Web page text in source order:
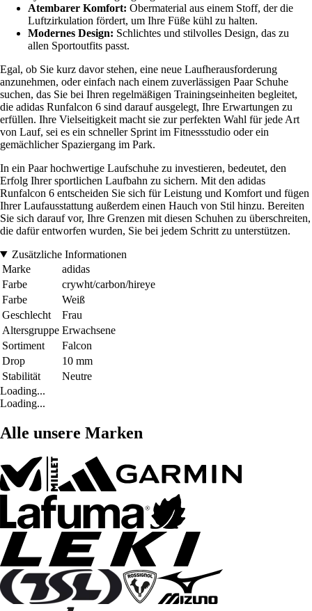
Atembarer Komfort: Obermaterial aus einem Stoff, der die
Luftzirkulation fördert, um Ihre Füße kühl zu halten.
Modernes Design: Schlichtes und stilvolles Design, das zu
allen Sportoutfits passt.
Egal, ob Sie kurz davor stehen, eine neue Laufherausforderung
anzunehmen, oder einfach nach einem zuverlässigen Paar Schuhe
suchen, das Sie bei Ihren regelmäßigen Trainingseinheiten begleitet,
die adidas Runfalcon 6 sind darauf ausgelegt, Ihre Erwartungen zu
erfüllen. Ihre Vielseitigkeit macht sie zur perfekten Wahl für jede Art
von Lauf, sei es ein schneller Sprint im Fitnessstudio oder ein
gemächlicher Spaziergang im Park.
In ein Paar hochwertige Laufschuhe zu investieren, bedeutet, den
Erfolg Ihrer sportlichen Laufbahn zu sichern. Mit den adidas
Runfalcon 6 entscheiden Sie sich für Leistung und Komfort und fügen
Ihrer Laufausstattung außerdem einen Hauch von Stil hinzu. Bereiten
Sie sich darauf vor, Ihre Grenzen mit diesen Schuhen zu überschreiten,
die dafür entworfen wurden, Sie bei jedem Schritt zu unterstützen.
Zusätzliche Informationen
Marke
adidas
Farbe
crywht/carbon/hireye
Farbe
Weiß
Geschlecht
Frau
Altersgruppe Erwachsene
Sortiment
Falcon
Drop
10 mm
Stabilität
Neutre
Loading...
Loading...
Alle unsere Marken